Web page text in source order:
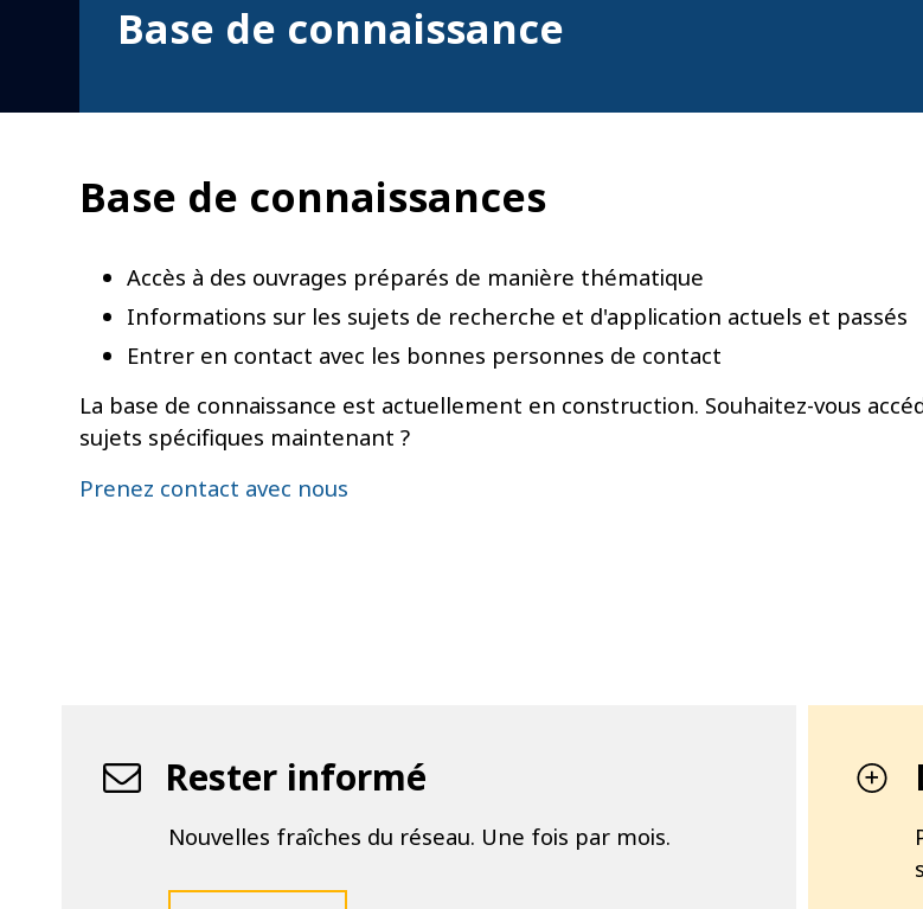
Base de connaissance
Base de connaissances
Accès à des ouvrages préparés de manière thématique
Informations sur les sujets de recherche et d'application actuels et passés
Entrer en contact avec les bonnes personnes de contact
La base de connaissance est actuellement en construction. Souhaitez-vous
sujets spécifiques maintenant ?
Prenez contact avec nous
Rester informé
Nouvelles fraîches du réseau. Une fois par mois.